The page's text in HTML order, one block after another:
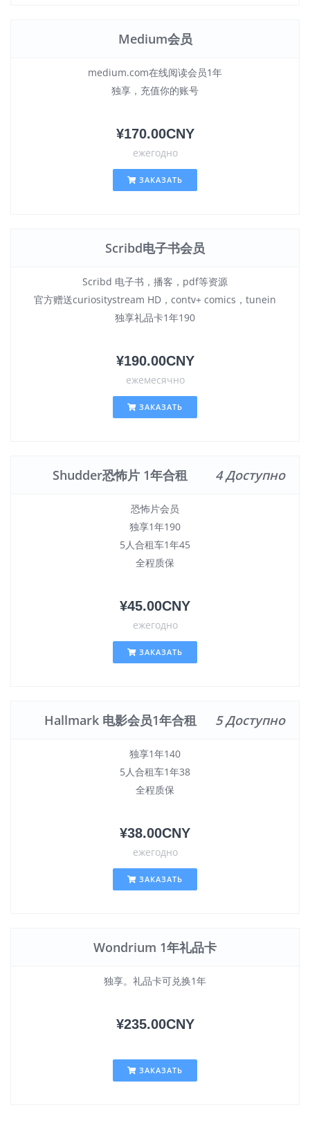
Medium会员
medium.com在线阅读会员1年
独享，充值你的账号
¥170.00CNY
ежегодно
ЗАКАЗАТЬ
Scribd电子书会员
Scribd 电子书，播客，pdf等资源
官方赠送curiositystream HD，contv+ comics，tunein
独享礼品卡1年190
¥190.00CNY
ежемесячно
ЗАКАЗАТЬ
Shudder恐怖片 1年合租 4 Доступно
恐怖片会员
独享1年190
5人合租车1年45
全程质保
¥45.00CNY
ежегодно
ЗАКАЗАТЬ
Hallmark 电影会员1年合租 5 Доступно
独享1年140
5人合租车1年38
全程质保
¥38.00CNY
ежегодно
ЗАКАЗАТЬ
Wondrium 1年礼品卡
独享。礼品卡可兑换1年
¥235.00CNY
ЗАКАЗАТЬ